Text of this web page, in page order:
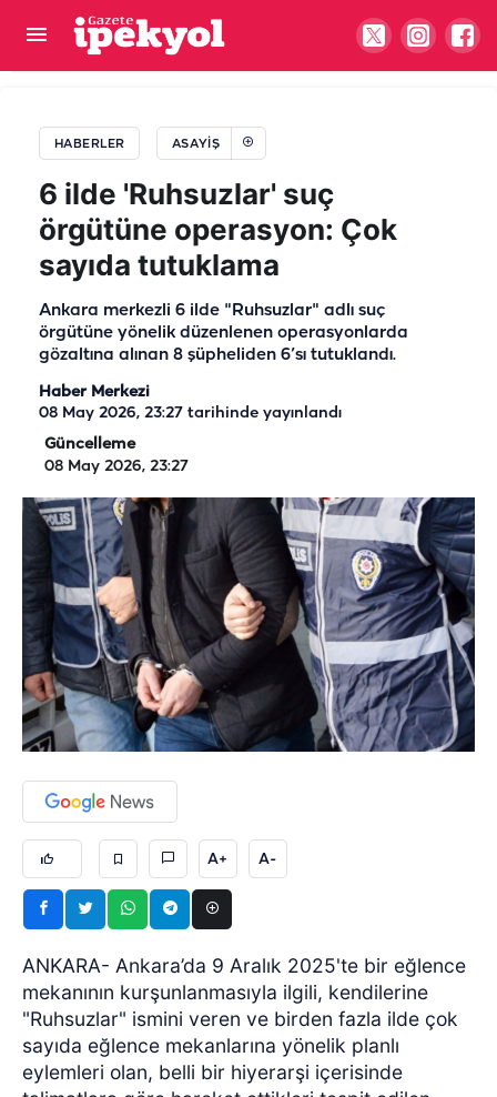
HABERLER ASAYIŞ
6 ilde 'Ruhsuzlar' suç
örgütüne operasyon: Çok
sayıda tutuklama
Ankara merkezli 6 ilde "Ruhsuzlar" adlı suç
örgütüne yönelik düzenlenen operasyonlarda
gözaltına alınan 8 şüpheliden 6’sı tutuklandı.
Haber Merkezi
08 May 2026, 23:27 tarihinde yayınlandı
Güncelleme
08 May 2026, 23:27
A+ A-
ANKARA- Ankara’da 9 Aralık 2025'te bir eğlence
mekanının kurşunlanmasıyla ilgili, kendilerine
"Ruhsuzlar" ismini veren ve birden fazla ilde çok
sayıda eğlence mekanlarına yönelik planlı
eylemleri olan, belli bir hiyerarşi içerisinde
Cumhurbaşkanı Erdoğan'a suikast firarisinden